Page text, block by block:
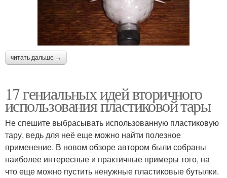
читать дальше →
17 гениальных идей вторичного
использования пластиковой тары
Не спешите выбрасывать использованную пластиковую
тару, ведь для неё еще можно найти полезное
применение. В новом обзоре автором были собраны
наиболее интересные и практичные примеры того, на
что еще можно пустить ненужные пластиковые бутылки.